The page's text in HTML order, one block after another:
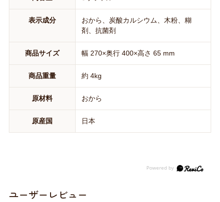
表示成分
おから、炭酸カルシウム、木粉、糊
剤、抗菌剤
商品サイズ 幅 270×奥行 400×高さ 65 mm
商品重量 約 4kg
原材料 おから
原産国 日本
ユーザーレビュー